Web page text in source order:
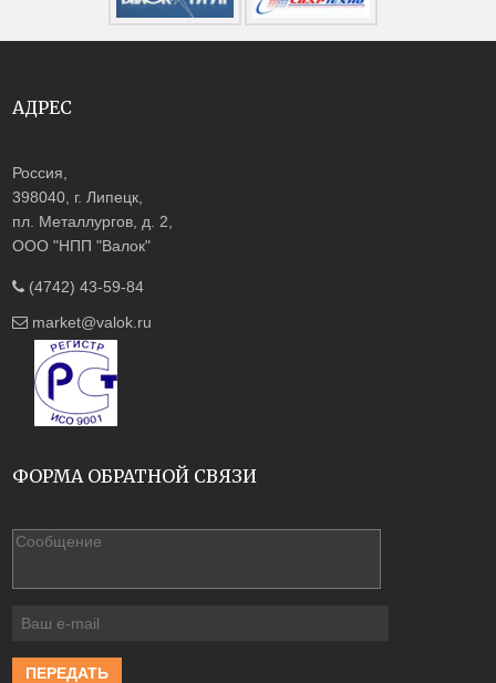
АДРЕС
Россия,
398040, г. Липецк,
пл. Металлургов, д. 2,
ООО "НПП "Валок"
(4742) 43-59-84
market@valok.ru
ФОРМА ОБРАТНОЙ СВЯЗИ
ПЕРЕДАТЬ